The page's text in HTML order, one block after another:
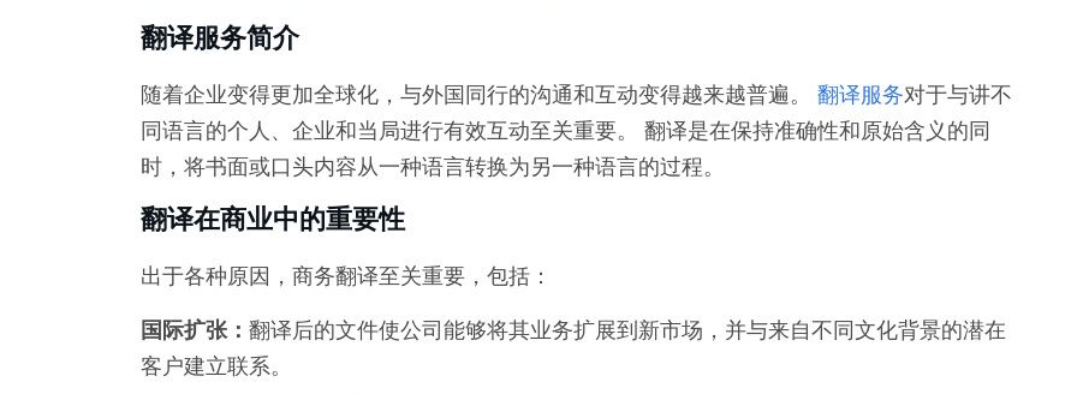
翻译服务简介
随着企业变得更加全球化，与外国同行的沟通和互动变得越来越普遍。 翻译服务对于与讲不
同语言的个人、企业和当局进行有效互动至关重要。 翻译是在保持准确性和原始含义的同
时，将书面或口头内容从一种语言转换为另一种语言的过程。
翻译在商业中的重要性
出于各种原因，商务翻译至关重要，包括：
国际扩张： 翻译后的文件使公司能够将其业务扩展到新市场，并与来自不同文化背景的潜在
客户建立联系。